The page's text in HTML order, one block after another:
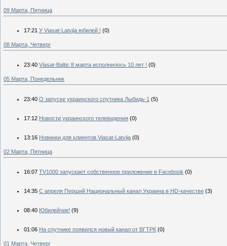
09 Марта, Пятница
17:21 У Viasat-Latvija юбилей ! (0)
08 Марта, Четверг
23:40 Viasat-Baltic 8 марта исполнилось 10 лет ! (0)
05 Марта, Понедельник
23:40 О запуске украинского спутника Лыбидь-1 (5)
17:12 Новости украинского телевидения (0)
13:16 Новинки для клиентов Viasat-Latvija (0)
02 Марта, Пятница
16:07 TV1000 запускает собственное приложение в Facebook (0)
14:35 С апреля Перший Национальный канал Украина в HD-качестве (3)
08:40 Юбилейчик! (9)
01:06 На спутнике появился новый канал от ВГТРК (0)
01 Марта, Четверг